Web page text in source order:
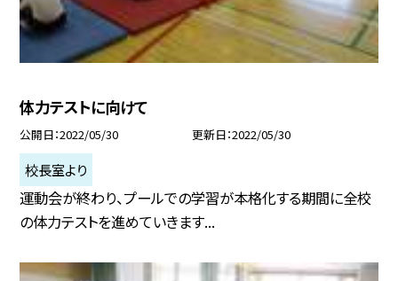
体力テストに向けて
公開日 2022/05/30 更新日 2022/05/30
校長室より
運動会が終わり、プールでの学習が本格化する期間に全校
の体力テストを進めていきます...